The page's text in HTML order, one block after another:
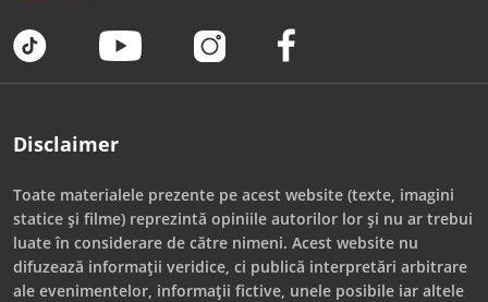
Disclaimer
Toate materialele prezente pe acest website (texte, imagini
statice și filme) reprezintă opiniile autorilor lor și nu ar trebui
luate în considerare de către nimeni. Acest website nu
difuzează informații veridice, ci publică interpretări arbitrare
ale evenimentelor, informații fictive, unele posibile iar altele